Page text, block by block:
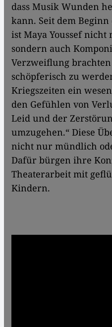
dass Musik Wunden
kann. Seit dem Beginn
ist Maya Youssef
sondern auch
Verzweiflung brachten
schöpferisch zu
Kriegszeiten ein
den Gefühlen von
Leid und der
umzugehen.“ Diese
nicht nur mündlich
Dafür bürgen ihre
Theaterarbeit mit
Kindern.